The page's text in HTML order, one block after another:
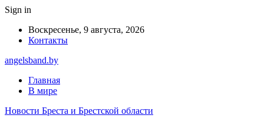
Sign in
Воскресенье, 9 августа, 2026
Контакты
angelsband.by
Главная
В мире
Новости Бреста и Брестской области